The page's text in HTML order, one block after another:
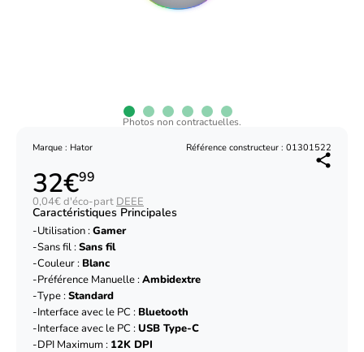
Photos non contractuelles.
Marque : Hator Référence constructeur : 01301522
32€99
0,04€ d'éco-part DEEE
Caractéristiques Principales
Utilisation :Gamer
Sans fil :Sans fil
Couleur : Blanc
Préférence Manuelle :Ambidextre
Type :Standard
Interface avec le PC : Bluetooth
Interface avec le PC :USB Type-C
DPI Maximum : 12K DPI